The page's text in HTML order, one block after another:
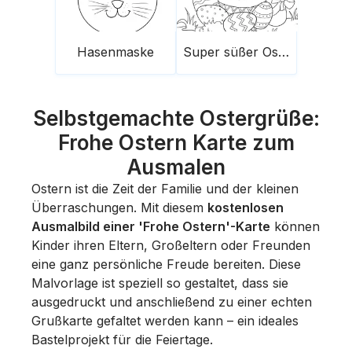
Hasenmaske Super süßer Osterhase und Eier
Selbstgemachte Ostergrüße:
Frohe Ostern Karte zum
Ausmalen
Ostern ist die Zeit der Familie und der kleinen
Überraschungen. Mit diesem kostenlosen
Ausmalbild einer 'Frohe Ostern'-Karte können
Kinder ihren Eltern, Großeltern oder Freunden
eine ganz persönliche Freude bereiten. Diese
Malvorlage ist speziell so gestaltet, dass sie
ausgedruckt und anschließend zu einer echten
Grußkarte gefaltet werden kann – ein ideales
Bastelprojekt für die Feiertage.